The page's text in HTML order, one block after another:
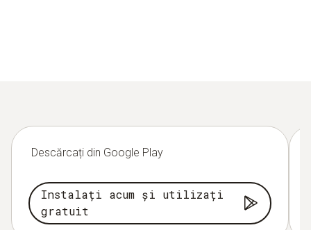
Descărcați din Google Play
Instalați acum și utilizați
gratuit